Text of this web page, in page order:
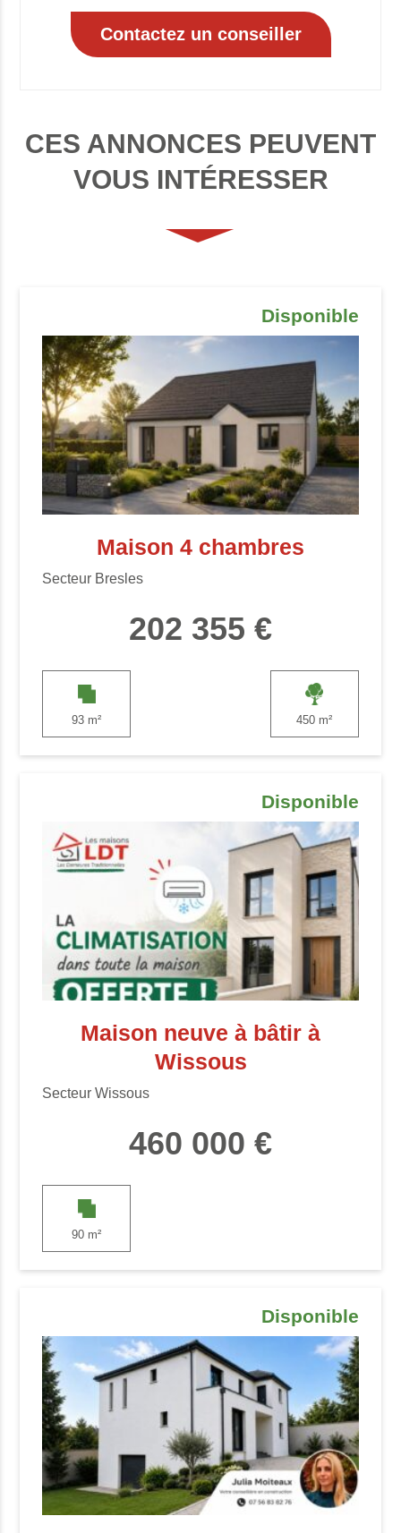
CES ANNONCES PEUVENT
VOUS INTÉRESSER
Disponible
Maison 4 chambres
Secteur Bresles
202 355 €
93 m² 450 m²
Disponible
Maison neuve à bâtir à
Wissous
Secteur Wissous
460 000 €
90 m²
Disponible